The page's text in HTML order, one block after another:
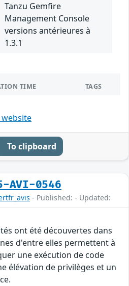
Tanzu Gemfire
Management Console
versions antérieures à
1.3.1
TIME TAGS
To clipboard
AVI-0546
- Published: - Updated:
ont été découvertes dans
d'entre elles permettent à
une exécution de code
élévation de privilèges et un